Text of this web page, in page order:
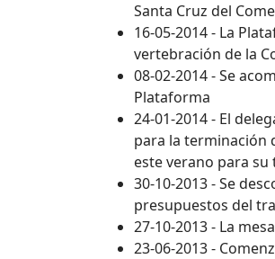
Santa Cruz del
16-05-2014 - La
vertebración de la
08-02-2014 - Se
Plataforma
24-01-2014 - El
para la terminación
este verano para
30-10-2013 - Se
presupuestos del
27-10-2013 - La
23-06-2013 -